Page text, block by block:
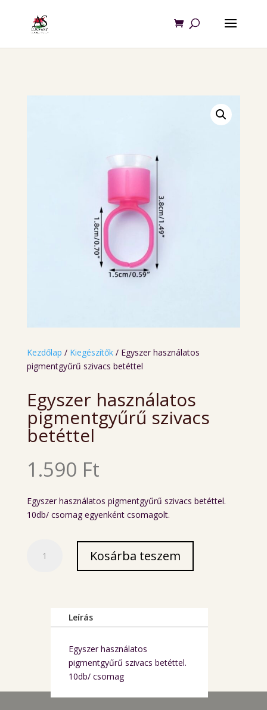
Kezdőlap / Kiegészítők/ Egyszer használatos
pigmentgyűrű szivacs betéttel
Egyszer használatos
pigmentgyűrű szivacs
betéttel
1.590 Ft
Egyszer használatos pigmentgyűrű szivacs betéttel.
10db/ csomag egyenként csomagolt.
használatos
pigmentgyűrű
Kosárba teszem
Leírás
Egyszer használatos
pigmentgyűrű szivacs betéttel.
10db/ csomag